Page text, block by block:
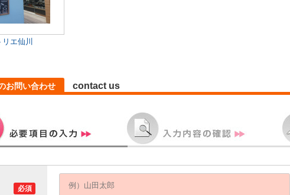
エ仙川
お問い合わせ contact us
必須